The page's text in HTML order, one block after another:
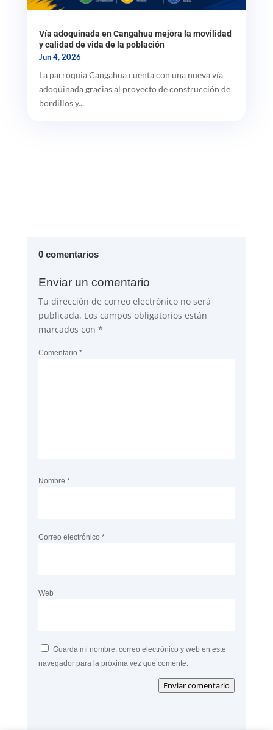
Vía adoquinada en Cangahua mejora la movilidad
y calidad de vida de la población
Jun 4, 2026
La parroquia Cangahua cuenta con una nueva vía
adoquinada gracias al proyecto de construcción de
bordillos y...
0 comentarios
Enviar un comentario
Tu dirección de correo electrónico no será
publicada. Los campos obligatorios están
marcados con *
Comentario *
Nombre *
Correo electrónico *
Web
Guarda mi nombre, correo electrónico y web en este
navegador para la próxima vez que comente.
Enviar comentario